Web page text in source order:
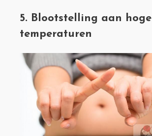
5. Blootstelling aan hoge
temperaturen